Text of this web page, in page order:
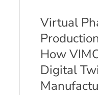
Virtual
How
Digital